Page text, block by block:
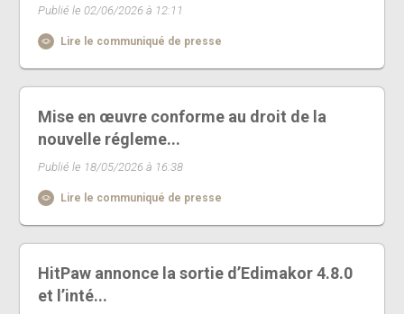
Publié le 02/06/2026 à 12:11
Lire le communiqué de presse
Mise en œuvre conforme au droit de la
nouvelle régleme...
Publié le 18/05/2026 à 16:38
Lire le communiqué de presse
HitPaw annonce la sortie d’Edimakor 4.8.0
et l’inté...